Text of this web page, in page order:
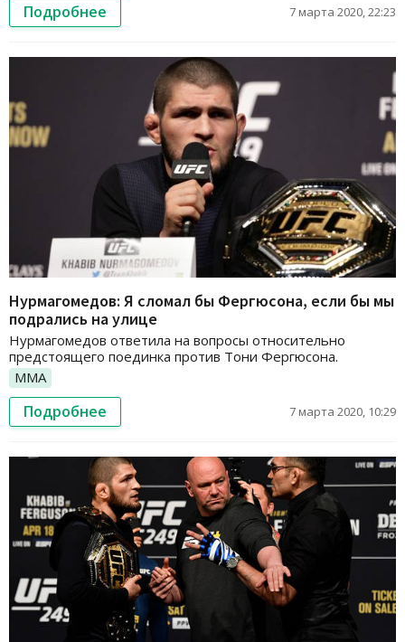
Подробнее 7 марта 2020, 22:23
Нурмагомедов: Я сломал бы Фергюсона, если бы мы
подрались на улице
Нурмагомедов ответила на вопросы относительно
предстоящего поединка против Тони Фергюсона.
ММА
Подробнее 7 марта 2020, 10:29